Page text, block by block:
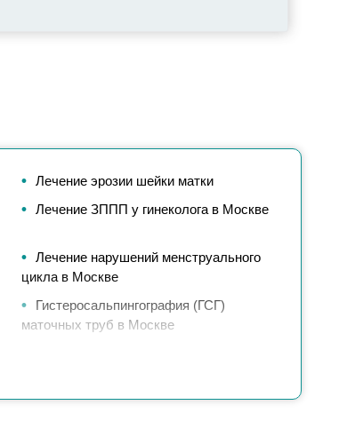
Лечение эрозии шейки матки
Лечение ЗППП у гинеколога в Москве
Лечение нарушений менструального
цикла в Москве
Гистеросальпингография (ГСГ)
маточных труб в Москве